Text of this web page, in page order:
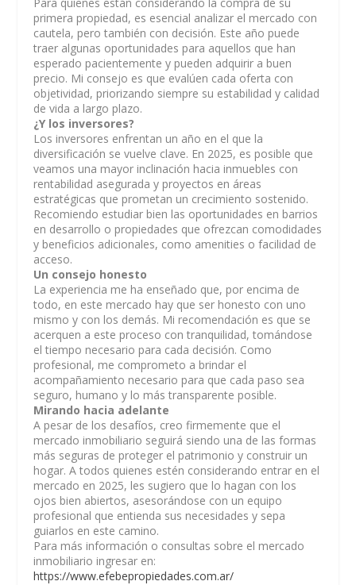
Para quienes están considerando la compra de su
primera propiedad, es esencial analizar el mercado con
cautela, pero también con decisión. Este año puede
traer algunas oportunidades para aquellos que han
esperado pacientemente y pueden adquirir a buen
precio. Mi consejo es que evalúen cada oferta con
objetividad, priorizando siempre su estabilidad y calidad
de vida a largo plazo.
¿Y los inversores?
Los inversores enfrentan un año en el que la
diversificación se vuelve clave. En 2025, es posible que
veamos una mayor inclinación hacia inmuebles con
rentabilidad asegurada y proyectos en áreas
estratégicas que prometan un crecimiento sostenido.
Recomiendo estudiar bien las oportunidades en barrios
en desarrollo o propiedades que ofrezcan comodidades
y beneficios adicionales, como amenities o facilidad de
acceso.
Un consejo honesto
La experiencia me ha enseñado que, por encima de
todo, en este mercado hay que ser honesto con uno
mismo y con los demás. Mi recomendación es que se
acerquen a este proceso con tranquilidad, tomándose
el tiempo necesario para cada decisión. Como
profesional, me comprometo a brindar el
acompañamiento necesario para que cada paso sea
seguro, humano y lo más transparente posible.
Mirando hacia adelante
A pesar de los desafíos, creo firmemente que el
mercado inmobiliario seguirá siendo una de las formas
más seguras de proteger el patrimonio y construir un
hogar. A todos quienes estén considerando entrar en el
mercado en 2025, les sugiero que lo hagan con los
ojos bien abiertos, asesorándose con un equipo
profesional que entienda sus necesidades y sepa
guiarlos en este camino.
Para más información o consultas sobre el mercado
inmobiliario ingresar en:
https://www.efebepropiedades.com.ar/